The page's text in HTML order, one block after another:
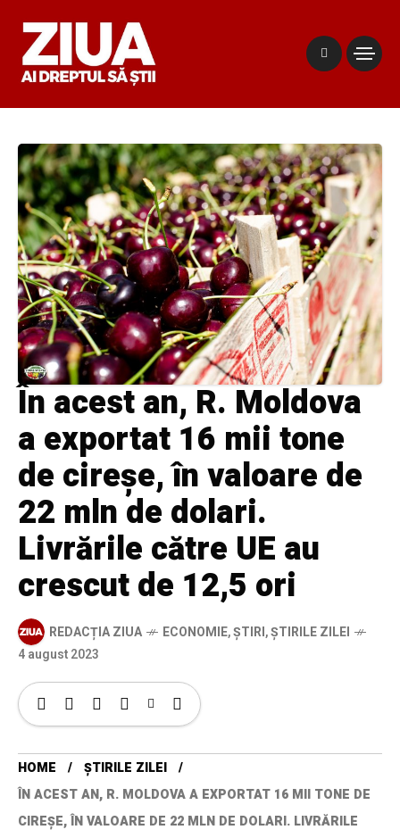
În acest an, R. Moldova
a exportat 16 mii tone
de cireșe, în valoare de
22 mln de dolari.
Livrările către UE au
crescut de 12,5 ori
REDACȚIA ZIUA ECONOMIE,ȘTIRI,ȘTIRILE ZILEI
4 august 2023
HOME
ȘTIRILE ZILEI
ÎN ACEST AN, R. MOLDOVA A EXPORTAT 16 MII TONE DE
CIREȘE, ÎN VALOARE DE 22 MLN DE DOLARI. LIVRĂRILE